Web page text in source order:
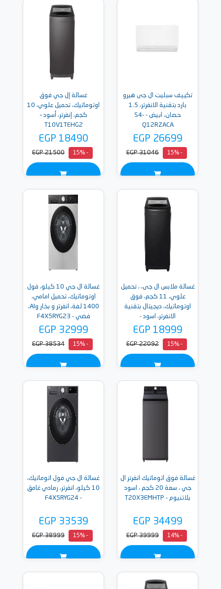
تكييف سبليت ال جى هيرو
بارد بتقنية الانفرتر، 1.5
حصان، ابيض - S4-
Q12RZACA
EGP 26699
- 15%
EGP 31046
غسالة إل جي فوق
اوتوماتيك، تحميل علوي، 10
كجم، إنفرتر، أسود –
T10V1TEHG2
EGP 18490
- 15%
EGP 21500
غسالة ملابس ال جى، ، تحميل
علوي، 11 كجم، فوق
اوتوماتيك، ديجيتال بتقنية
الانفرتر، اسود -
T11V1TEHGX
EGP 18999
- 15%
EGP 22092
غسالة ال جي 10 كيلو، فول
اوتوماتيك، تحميل امامي،
1400 لفة، انفرتر و بخار وAI،
فضي - F4X5RYG23
EGP 32999
- 15%
EGP 38534
غسالة فوق اتوماتيك انفرتر ال
جي ، سعة 20 كجم ، اسود
بلاتنيوم - T20X3EMHTP
EGP 34499
- 14%
EGP 39999
غسالة ال جي فول اتوماتيك،
10 كيلو، انفرتر، رمادي غامق
- F4X5RYG24
EGP 33539
- 15%
EGP 38999